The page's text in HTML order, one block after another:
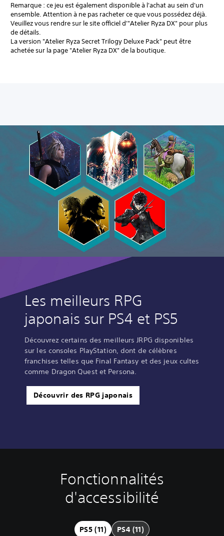
Remarque : ce jeu est également disponible à l'achat au sein d'un
ensemble. Attention à ne pas racheter ce que vous possédez déjà.
Veuillez vous rendre sur le site officiel d'"Atelier Ryza DX" pour plus
de détails.
La version "Atelier Ryza Secret Trilogy Deluxe Pack" peut être
achetée sur la page "Atelier Ryza DX" de la boutique.
Les meilleurs RPG
japonais sur PS4 et PS5
Découvrez certains des meilleurs JRPG disponibles
sur les consoles PlayStation, dont de célèbres
franchises telles que Final Fantasy et des jeux cultes
comme Dragon Quest et Persona.
Découvrir des RPG japonais
Fonctionnalités
d'accessibilité
PS5 (11) PS4 (11)